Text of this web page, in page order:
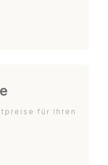
für Ihren